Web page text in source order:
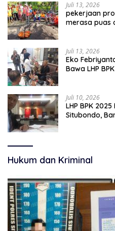
Juli 13, 2026
pekerjaan
merasa puas
Juli 13, 2026
Eko
Bawa LHP
Juli 10, 2026
LHP BPK
Situbondo,
Hukum dan Kriminal